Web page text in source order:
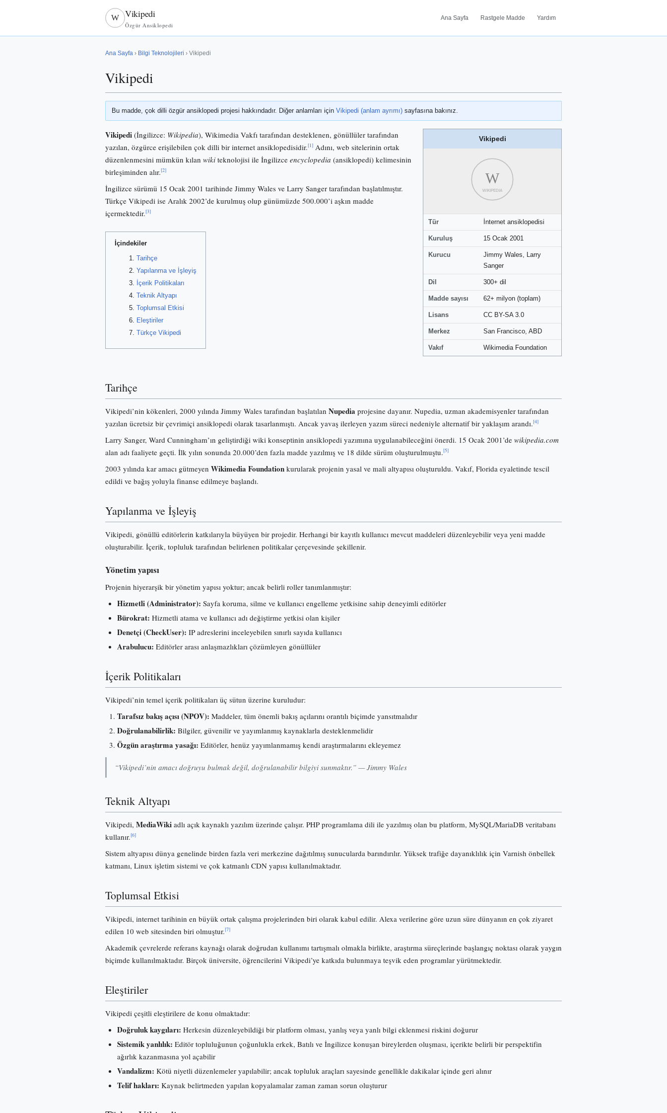
W Vikipedi
Özgür Ansiklopedi
Ana Sayfa Rastgele Madde Yardım
Ana Sayfa › Bilgi Teknolojileri › Vikipedi
Vikipedi
Bu madde, çok dilli özgür ansiklopedi projesi hakkındadır. Diğer anlamları için Vikipedi (anlam ayrımı) sayfasına bakınız.
Vikipedi
W
WIKIPEDIA
Tür İnternet ansiklopedisi
Kuruluş 15 Ocak 2001
Kurucu
Jimmy Wales, Larry
Sanger
Dil 300+ dil
Madde sayısı 62+ milyon (toplam)
Lisans CC BY-SA 3.0
Merkez San Francisco, ABD
Vakıf Wikimedia Foundation
Vikipedi (İngilizce: Wikipedia), Wikimedia Vakfı tarafından desteklenen, gönüllüler tarafından
yazılan, özgürce erişilebilen çok dilli bir internet ansiklopedisidir.[1] Adını, web sitelerinin ortak
düzenlenmesini mümkün kılan wiki teknolojisi ile İngilizce encyclopedia (ansiklopedi) kelimesinin
birleşiminden alır.[2]
İngilizce sürümü 15 Ocak 2001 tarihinde Jimmy Wales ve Larry Sanger tarafından başlatılmıştır.
Türkçe Vikipedi ise Aralık 2002’de kurulmuş olup günümüzde 500.000’i aşkın madde
içermektedir.[3]
İçindekiler
Tarihçe
Yapılanma ve İşleyiş
İçerik Politikaları
Teknik Altyapı
Toplumsal Etkisi
Eleştiriler
Türkçe Vikipedi
Tarihçe
Vikipedi’nin kökenleri, 2000 yılında Jimmy Wales tarafından başlatılan Nupedia projesine dayanır. Nupedia, uzman akademisyenler tarafından
yazılan ücretsiz bir çevrimiçi ansiklopedi olarak tasarlanmıştı. Ancak yavaş ilerleyen yazım süreci nedeniyle alternatif bir yaklaşım arandı.[4]
Larry Sanger, Ward Cunningham’ın geliştirdiği wiki konseptinin ansiklopedi yazımına uygulanabileceğini önerdi. 15 Ocak 2001’de wikipedia.com
alan adı faaliyete geçti. İlk yılın sonunda 20.000’den fazla madde yazılmış ve 18 dilde sürüm oluşturulmuştu.[5]
2003 yılında kar amacı gütmeyen Wikimedia Foundation kurularak projenin yasal ve mali altyapısı oluşturuldu. Vakıf, Florida eyaletinde tescil
edildi ve bağış yoluyla finanse edilmeye başlandı.
Yapılanma ve İşleyiş
Vikipedi, gönüllü editörlerin katkılarıyla büyüyen bir projedir. Herhangi bir kayıtlı kullanıcı mevcut maddeleri düzenleyebilir veya yeni madde
oluşturabilir. İçerik, topluluk tarafından belirlenen politikalar çerçevesinde şekillenir.
Yönetim yapısı
Projenin hiyerarşik bir yönetim yapısı yoktur; ancak belirli roller tanımlanmıştır:
Hizmetli (Administrator): Sayfa koruma, silme ve kullanıcı engelleme yetkisine sahip deneyimli editörler
Bürokrat: Hizmetli atama ve kullanıcı adı değiştirme yetkisi olan kişiler
Denetçi (CheckUser): IP adreslerini inceleyebilen sınırlı sayıda kullanıcı
Arabulucu: Editörler arası anlaşmazlıkları çözümleyen gönüllüler
İçerik Politikaları
Vikipedi’nin temel içerik politikaları üç sütun üzerine kuruludur:
Tarafsız bakış açısı (NPOV): Maddeler, tüm önemli bakış açılarını orantılı biçimde yansıtmalıdır
Doğrulanabilirlik: Bilgiler, güvenilir ve yayımlanmış kaynaklarla desteklenmelidir
Özgün araştırma yasağı: Editörler, henüz yayımlanmamış kendi araştırmalarını ekleyemez
“Vikipedi’nin amacı doğruyu bulmak değil, doğrulanabilir bilgiyi sunmaktır.” — Jimmy Wales
Teknik Altyapı
Vikipedi, MediaWiki adlı açık kaynaklı yazılım üzerinde çalışır. PHP programlama dili ile yazılmış olan bu platform, MySQL/MariaDB veritabanı
kullanır.[6]
Sistem altyapısı dünya genelinde birden fazla veri merkezine dağıtılmış sunucularda barındırılır. Yüksek trafiğe dayanıklılık için Varnish önbellek
katmanı, Linux işletim sistemi ve çok katmanlı CDN yapısı kullanılmaktadır.
Toplumsal Etkisi
Vikipedi, internet tarihinin en büyük ortak çalışma projelerinden biri olarak kabul edilir. Alexa verilerine göre uzun süre dünyanın en çok ziyaret
edilen 10 web sitesinden biri olmuştur.[7]
Akademik çevrelerde referans kaynağı olarak doğrudan kullanımı tartışmalı olmakla birlikte, araştırma süreçlerinde başlangıç noktası olarak yaygın
biçimde kullanılmaktadır. Birçok üniversite, öğrencilerini Vikipedi’ye katkıda bulunmaya teşvik eden programlar yürütmektedir.
Eleştiriler
Vikipedi çeşitli eleştirilere de konu olmaktadır:
Doğruluk kaygıları: Herkesin düzenleyebildiği bir platform olması, yanlış veya yanlı bilgi eklenmesi riskini doğurur
Sistemik yanlılık: Editör topluluğunun çoğunlukla erkek, Batılı ve İngilizce konuşan bireylerden oluşması, içerikte belirli bir perspektifin
ağırlık kazanmasına yol açabilir
Vandalizm: Kötü niyetli düzenlemeler yapılabilir; ancak topluluk araçları sayesinde genellikle dakikalar içinde geri alınır
Telif hakları: Kaynak belirtmeden yapılan kopyalamalar zaman zaman sorun oluşturur